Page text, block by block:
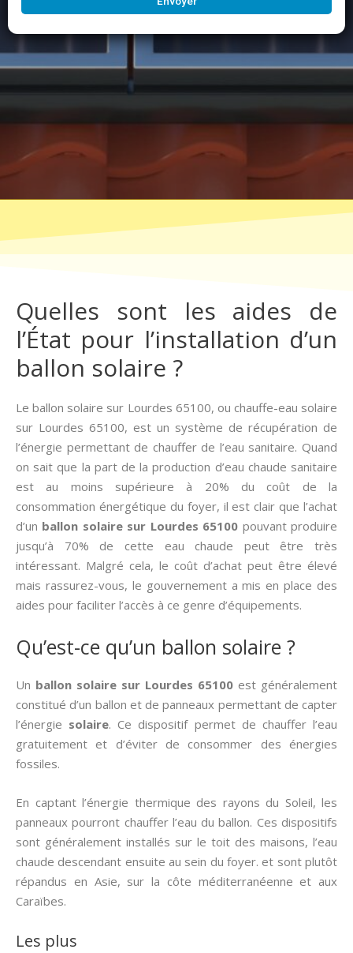
Quelles sont les aides de
l’État pour l’installation d’un
ballon solaire ?
Le ballon solaire sur Lourdes 65100, ou chauffe-eau solaire
sur Lourdes 65100, est un système de récupération de
l’énergie permettant de chauffer de l’eau sanitaire. Quand
on sait que la part de la production d’eau chaude sanitaire
est au moins supérieure à 20% du coût de la
consommation énergétique du foyer, il est clair que l’achat
d’un ballon solaire sur Lourdes 65100 pouvant produire
jusqu’à 70% de cette eau chaude peut être très
intéressant. Malgré cela, le coût d’achat peut être élevé
mais rassurez-vous, le gouvernement a mis en place des
aides pour faciliter l’accès à ce genre d’équipements.
Qu’est-ce qu’un ballon solaire ?
Un ballon solaire sur Lourdes 65100 est généralement
constitué d’un ballon et de panneaux permettant de capter
l’énergie solaire. Ce dispositif permet de chauffer l’eau
gratuitement et d’éviter de consommer des énergies
fossiles.
En captant l’énergie thermique des rayons du Soleil, les
panneaux pourront chauffer l’eau du ballon. Ces dispositifs
sont généralement installés sur le toit des maisons, l’eau
chaude descendant ensuite au sein du foyer. et sont plutôt
répandus en Asie, sur la côte méditerranéenne et aux
Caraïbes.
Les plus